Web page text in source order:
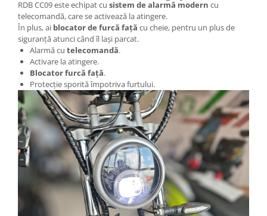
Acceleratii
Acumulatori
Anvelope si camere
Controllere
Display / Bord
Motoare
Piese grupate pe Producator
Accesorii
Huse / Parbrize
Toamna-Iarna
Oglinzi
Antifurturi
RDB CC09 este echipat cu sistem de alarmă modern cu
telecomandă, care se activează la atingere.
În plus, ai blocator de furcă față cu cheie, pentru un plus de
siguranță atunci când îl lași parcat.
Alarmă cu telecomandă.
Activare la atingere.
Blocator furcă față.
Protecție sporită împotriva furtului.